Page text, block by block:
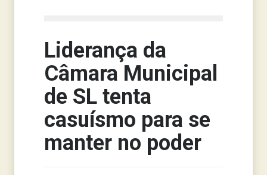
Liderança da
Câmara Municipal
de SL tenta
casuísmo para se
manter no poder